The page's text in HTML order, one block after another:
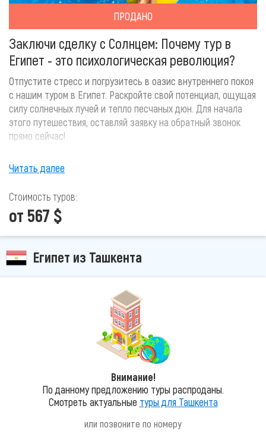
ПРОДАНО
Заключи сделку с Солнцем: Почему тур в
Египет - это психологическая революция?
Отпустите стресс и погрузитесь в оазис внутреннего покоя
с нашим туром в Египет. Раскройте свой потенциал, ощущая
силу солнечных лучей и тепло песчаных дюн. Для начала
этого путешествия, оставляй заявку на обратный звонок
прямо сейчас!
Читать далее
Стоимость туров:
от 567 $
Египет из Ташкента
Внимание!
По данному предложению туры распроданы.
Смотреть актуальные туры для Ташкента
или позвоните по номеру